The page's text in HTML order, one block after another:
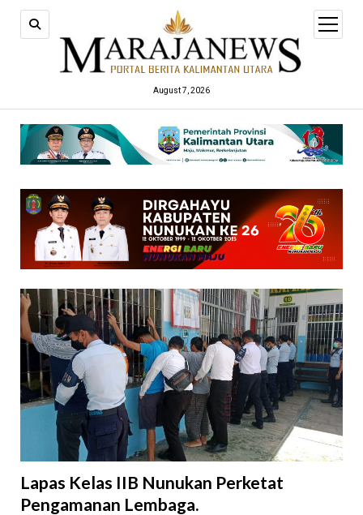
August 7, 2026
open
menu
Lapas Kelas IIB Nunukan Perketat
Pengamanan Lembaga.